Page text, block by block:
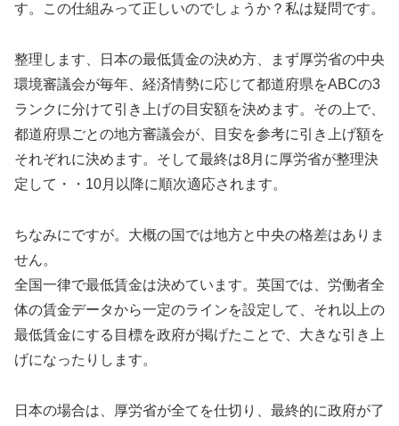
す。この仕組みって正しいのでしょうか？私は疑問です。
整理します、日本の最低賃金の決め方、まず厚労省の中央
環境審議会が毎年、経済情勢に応じて都道府県をABCの3
ランクに分けて引き上げの目安額を決めます。その上で、
都道府県ごとの地方審議会が、目安を参考に引き上げ額を
それぞれに決めます。そして最終は8月に厚労省が整理決
定して・・10月以降に順次適応されます。
ちなみにですが。大概の国では地方と中央の格差はありま
せん。
全国一律で最低賃金は決めています。英国では、労働者全
体の賃金データから一定のラインを設定して、それ以上の
最低賃金にする目標を政府が掲げたことで、大きな引き上
げになったりします。
日本の場合は、厚労省が全てを仕切り、最終的に政府が了